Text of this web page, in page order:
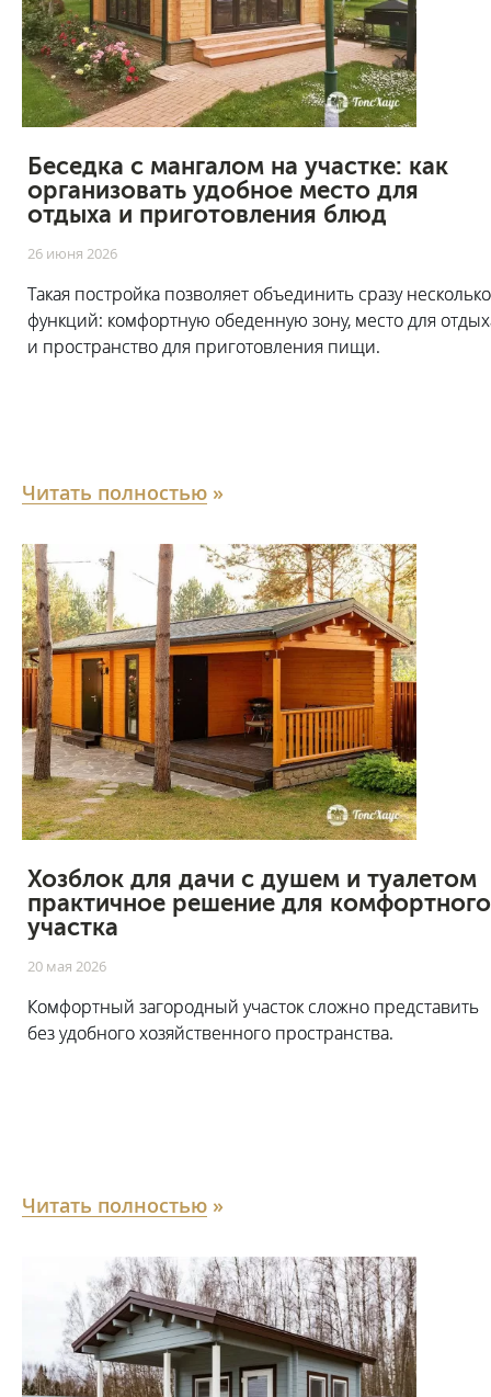
Беседка с мангалом на участке: как
организовать удобное место для
отдыха и приготовления блюд
26 июня 2026
Такая постройка позволяет объединить сразу несколько
функций: комфортную обеденную зону, место для
и пространство для приготовления пищи.
Читать полностью »
Хозблок для дачи с душем и туалетом
практичное решение для комфортного
участка
20 мая 2026
Комфортный загородный участок сложно представить
без удобного хозяйственного пространства.
Читать полностью »